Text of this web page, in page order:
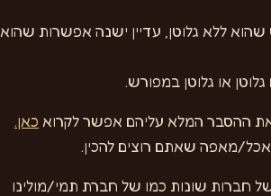
ללא גלוטן, עדיין ישנה אפשרות שהוא
או גלוטן במפורש.
ההסבר המלא עליהם אפשר לקרוא כאן.
מאפה שאתם רוצים להכין.
חברות שונות כמו של חברת תמי/מולינו